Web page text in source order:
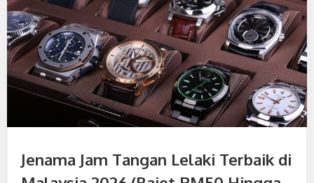
Jenama Jam Tangan Lelaki Terbaik di